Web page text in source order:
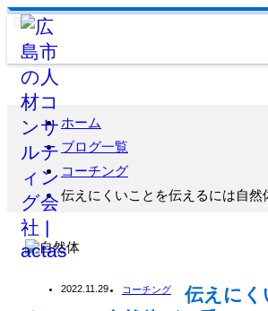
ホーム
ブログ一覧
コーチング
伝えにくいことを伝えるには自然
2022.11.29 コーチング
伝えに